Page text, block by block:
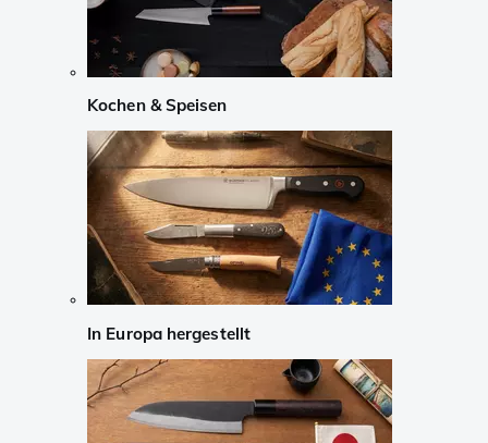
Kochen & Speisen
In Europa hergestellt